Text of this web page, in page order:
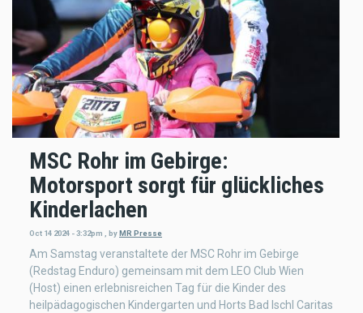
MSC Rohr im Gebirge:
Motorsport sorgt für glückliches
Kinderlachen
Oct 14 2024 - 3:32pm , by MR Presse
Am Samstag veranstaltete der MSC Rohr im Gebirge
(Redstag Enduro) gemeinsam mit dem LEO Club Wien
(Host) einen erlebnisreichen Tag für die Kinder des
heilpädagogischen Kindergarten und Horts Bad Ischl Caritas